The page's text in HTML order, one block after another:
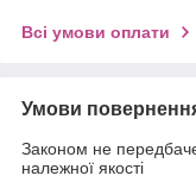
Всі умови оплати
Умови
Законом не
належної якості